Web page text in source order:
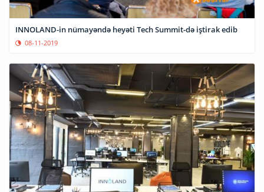
INNOLAND-in nümayəndə heyəti Tech Summit-də iştirak edib
08-11-2019